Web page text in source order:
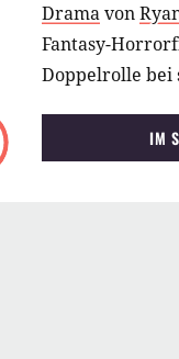
Dramavon
Fantasy-
Doppelrolle bei
IM